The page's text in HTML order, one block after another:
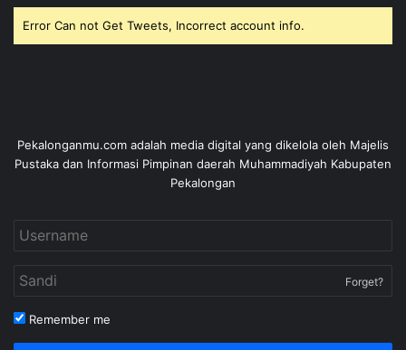
Error Can not Get Tweets, Incorrect account info.
Pekalonganmu.com adalah media digital yang dikelola oleh Majelis
Pustaka dan Informasi Pimpinan daerah Muhammadiyah Kabupaten
Pekalongan
Forget?
Remember me